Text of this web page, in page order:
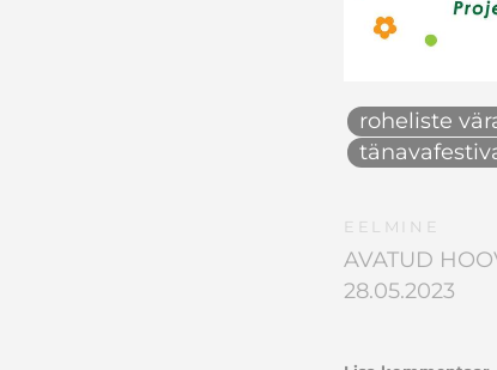
roheliste
EELMINE
AVATUD
28.05.2023